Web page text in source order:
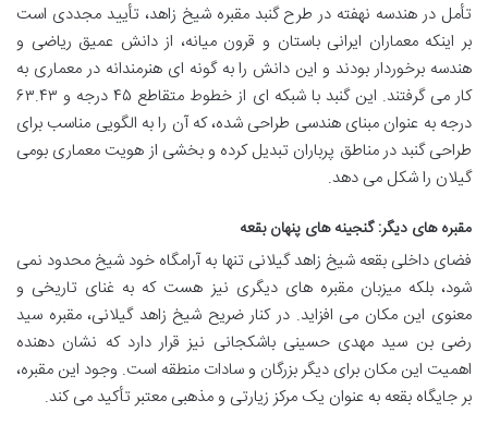
تأمل در هندسه نهفته در طرح گنبد مقبره شیخ زاهد، تأیید مجددی است
بر اینکه معماران ایرانی باستان و قرون میانه، از دانش عمیق ریاضی و
هندسه برخوردار بودند و این دانش را به گونه ای هنرمندانه در معماری به
کار می گرفتند. این گنبد با شبکه ای از خطوط متقاطع ۴۵ درجه و ۶۳.۴۳
درجه به عنوان مبنای هندسی طراحی شده، که آن را به الگویی مناسب برای
طراحی گنبد در مناطق پرباران تبدیل کرده و بخشی از هویت معماری بومی
گیلان را شکل می دهد.
مقبره های دیگر: گنجینه های پنهان بقعه
فضای داخلی بقعه شیخ زاهد گیلانی تنها به آرامگاه خود شیخ محدود نمی
شود، بلکه میزبان مقبره های دیگری نیز هست که به غنای تاریخی و
معنوی این مکان می افزاید. در کنار ضریح شیخ زاهد گیلانی، مقبره سید
رضی بن سید مهدی حسینی باشکجانی نیز قرار دارد که نشان دهنده
اهمیت این مکان برای دیگر بزرگان و سادات منطقه است. وجود این مقبره،
بر جایگاه بقعه به عنوان یک مرکز زیارتی و مذهبی معتبر تأکید می کند.